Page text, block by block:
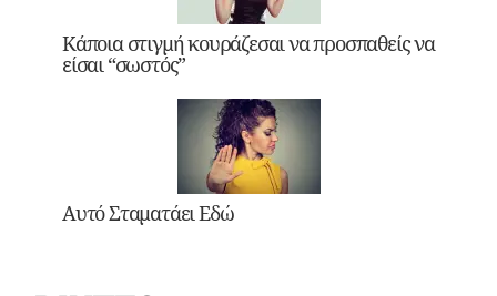
Κάποια στιγμή κουράζεσαι να προσπαθείς να
είσαι “σωστός”
Αυτό Σταματάει Εδώ